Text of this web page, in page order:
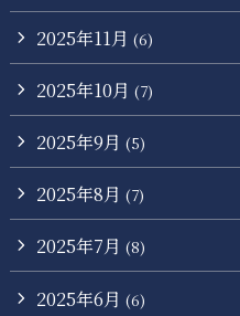
2025年11月 (6)
2025年10月 (7)
2025年9月 (5)
2025年8月 (7)
2025年7月 (8)
2025年6月 (6)